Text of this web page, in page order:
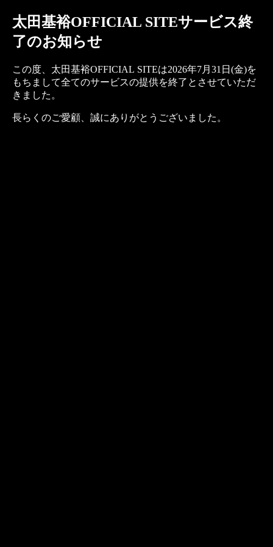
太田基裕OFFICIAL SITEサービス終
了のお知らせ
この度、太田基裕OFFICIAL SITEは2026年7月31日(金)を
もちまして全てのサービスの提供を終了とさせていただ
きました。
長らくのご愛顧、誠にありがとうございました。